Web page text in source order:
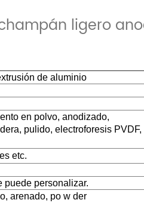
ligero
de aluminio
en polvo, anodizado,
pulido, electroforesis PVDF,
etc.
puede personalizar.
arenado, powder